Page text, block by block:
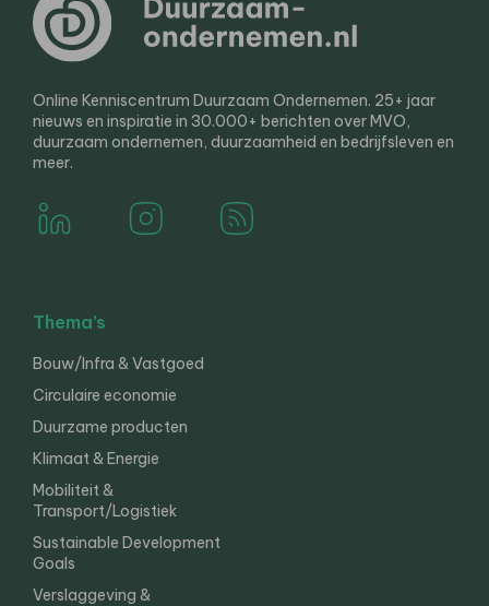
Online Kenniscentrum Duurzaam Ondernemen. 25+ jaar
nieuws en inspiratie in 30.000+ berichten over MVO,
duurzaam ondernemen, duurzaamheid en bedrijfsleven en
meer.
Thema’s
Bouw/Infra & Vastgoed
Circulaire economie
Duurzame producten
Klimaat & Energie
Mobiliteit &
Transport/Logistiek
Sustainable Development
Goals
Verslaggeving &